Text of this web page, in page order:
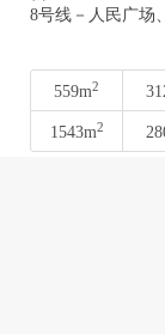
8号线－人民广场
559m2
1543m2